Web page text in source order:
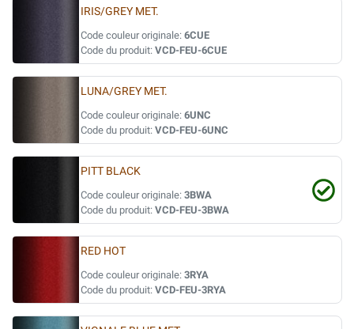
IRIS/GREY MET.
Code couleur originale: 6CUE
Code du produit: VCD-FEU-6CUE
LUNA/GREY MET.
Code couleur originale: 6UNC
Code du produit: VCD-FEU-6UNC
PITT BLACK
Code couleur originale: 3BWA
Code du produit: VCD-FEU-3BWA
RED HOT
Code couleur originale: 3RYA
Code du produit: VCD-FEU-3RYA